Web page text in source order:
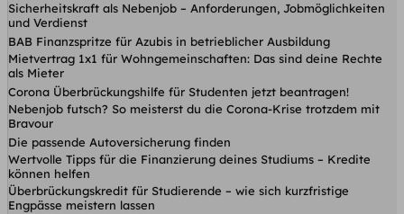
Sicherheitskraft als Nebenjob – Anforderungen, Jobmöglichkeiten
und Verdienst
BAB Finanzspritze für Azubis in betrieblicher Ausbildung
Mietvertrag 1x1 für Wohngemeinschaften: Das sind deine Rechte
als Mieter
Corona Überbrückungshilfe für Studenten jetzt beantragen!
Nebenjob futsch? So meisterst du die Corona-Krise trotzdem mit
Bravour
Die passende Autoversicherung finden
Wertvolle Tipps für die Finanzierung deines Studiums – Kredite
können helfen
Überbrückungskredit für Studierende – wie sich kurzfristige
Engpässe meistern lassen